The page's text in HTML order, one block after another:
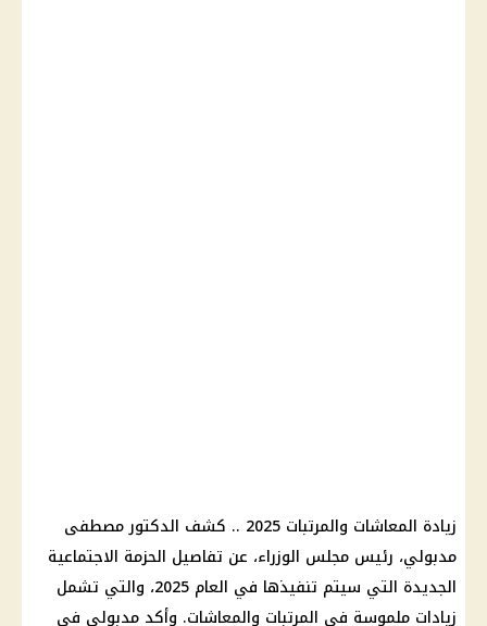
زيادة المعاشات والمرتبات 2025 .. كشف الدكتور مصطفى
مدبولي، رئيس مجلس الوزراء، عن تفاصيل الحزمة الاجتماعية
الجديدة التي سيتم تنفيذها في العام 2025، والتي تشمل
زيادات ملموسة في المرتبات والمعاشات. وأكد مدبولي في